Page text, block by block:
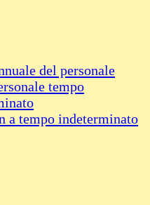
del personale
tempo
a tempo indeterminato